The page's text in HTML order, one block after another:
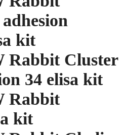
kit
Rabbit Cluster
34 elisa kit
Rabbit
kit